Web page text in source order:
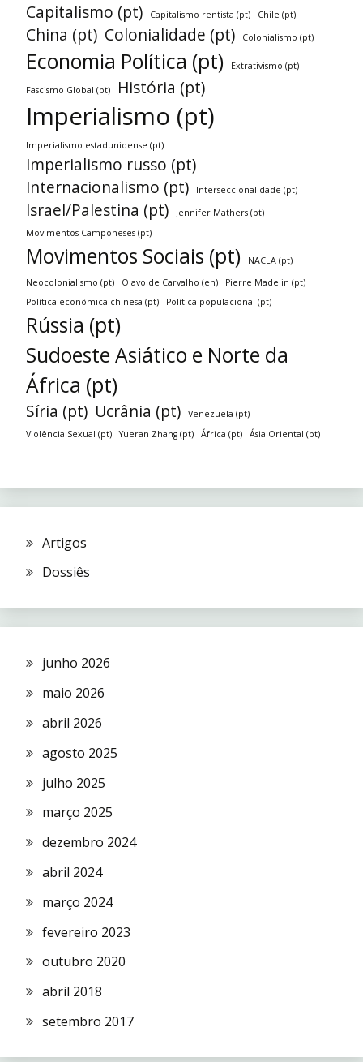
Capitalismo (pt) Capitalismo rentista (pt) Chile (pt)
China (pt) Colonialidade (pt) Colonialismo (pt)
Economia Política (pt) Extrativismo (pt)
Fascismo Global (pt) História (pt)
Imperialismo (pt)
Imperialismo estadunidense (pt)
Imperialismo russo (pt)
Internacionalismo (pt)
Interseccionalidade (pt)
Israel/Palestina (pt)
Jennifer Mathers (pt)
Movimentos Camponeses (pt)
Movimentos Sociais (pt)
NACLA (pt)
Neocolonialismo (pt)
Olavo de Carvalho (en)
Pierre Madelin (pt)
Política econômica chinesa (pt)
Política populacional (pt)
Rússia (pt)
Sudoeste Asiático e Norte da
África (pt)
Síria (pt) Ucrânia (pt)
Venezuela (pt)
Violência Sexual (pt)
Yueran Zhang (pt) África (pt) Ásia Oriental (pt)
Artigos
Dossiês
junho 2026
maio 2026
abril 2026
agosto 2025
julho 2025
março 2025
dezembro 2024
abril 2024
março 2024
fevereiro 2023
outubro 2020
abril 2018
setembro 2017